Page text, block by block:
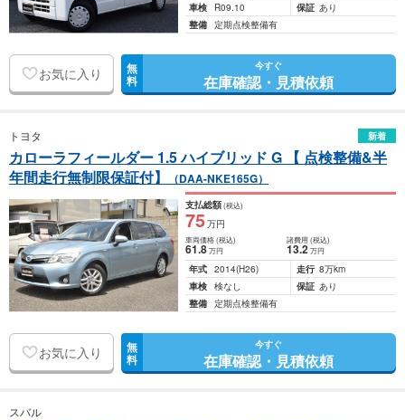
車検
R09.10 保証 あり
整備 定期点検整備有
お気に入り 無
料
今すぐ
在庫確認・見積依頼
トヨタ 新着
カローラフィールダー 1.5 ハイブリッド G 【 点検整備&半
年間走行無制限保証付】
（DAA-NKE165G）
支払総額(税込)
75万円
車両価格(税込)
61.8万円
諸費用 (税込)
13.2 万円
年式 2014(H26) 走行 8万km
車検 検なし 保証 あり
整備 定期点検整備有
お気に入り 無
料
今すぐ
在庫確認・見積依頼
スバル